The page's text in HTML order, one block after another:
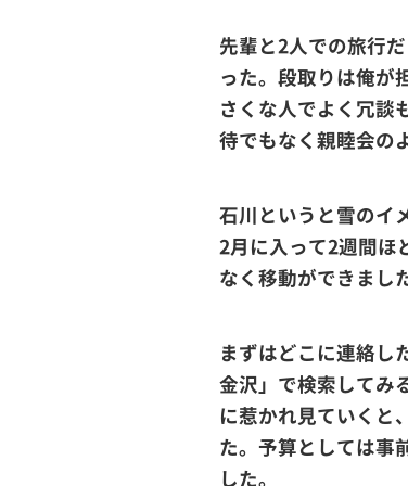
先輩と2人での旅行
った。段取りは俺が
さくな人でよく冗談
待でもなく親睦会の
石川というと雪のイ
2月に入って2週間ほ
なく移動ができまし
まずはどこに連絡し
金沢」で検索してみ
に惹かれ見ていくと
た。予算としては事
した。